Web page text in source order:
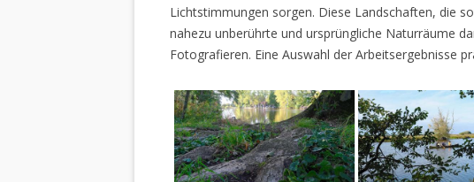
Lichtstimmungen sorgen. Diese Landschaften, die
nahezu unberührte und ursprüngliche Naturräume
Fotografieren. Eine Auswahl der Arbeitsergebnisse